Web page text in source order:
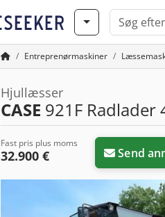
Entreprenørmaskiner
Hjullæsser
CASE 921F Radlader
Fast pris plus moms
32.900 € Send